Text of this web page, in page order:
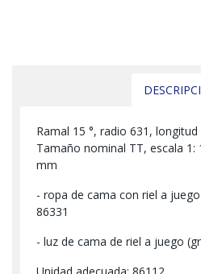
Ramal 15 °, radio 631,
Tamaño nominal TT, escala 1:
mm
- ropa de cama con riel a
86331
- luz de cama de riel a juego